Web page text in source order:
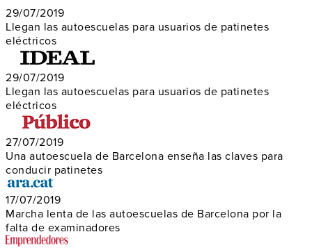
29/07/2019
Llegan las autoescuelas para usuarios de patinetes
eléctricos
29/07/2019
Llegan las autoescuelas para usuarios de patinetes
eléctricos
27/07/2019
Una autoescuela de Barcelona enseña las claves para
conducir patinetes
17/07/2019
Marcha lenta de las autoescuelas de Barcelona por la
falta de examinadores